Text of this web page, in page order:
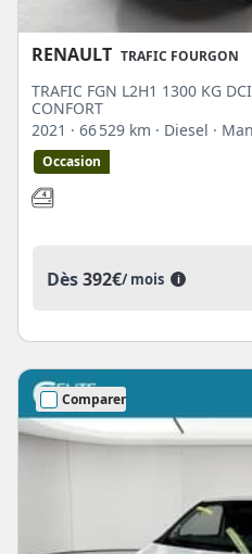
RENAULT TRAFIC FOURGON
TRAFIC FGN L2H1 1300 KG
CONFORT
2021 · 66 529 km · Diesel ·
Occasion
Dès392€/ mois i
Comparer